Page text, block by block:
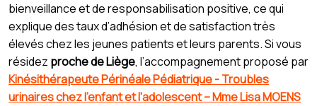
bienveillance et de responsabilisation positive, ce qui
explique des taux d’adhésion et de satisfaction très
élevés chez les jeunes patients et leurs parents. Si vous
résidez proche de Liège, l’accompagnement proposé par
Kinésithérapeute Périnéale Pédiatrique - Troubles
urinaires chez l'enfant et l'adolescent – Mme Lisa MOENS